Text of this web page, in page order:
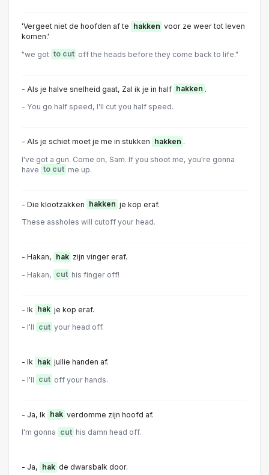
'Vergeet niet de hoofden af te hakken voor ze weer tot leven
komen.'
"we got to cut off the heads before they come back to life."
- Als je halve snelheid gaat, Zal ik je in half hakken .
- You go half speed, I'll cut you half speed.
- Als je schiet moet je me in stukken hakken .
I've got a gun. Come on, Sam. If you shoot me, you're gonna
have to cut me up.
- Die klootzakken hakken je kop eraf.
These assholes will cutoff your head.
- Hakan, hak zijn vinger eraf.
- Hakan, cut his finger off!
- Ik hak je kop eraf.
- I'll cut your head off.
- Ik hak jullie handen af.
- I'll cut off your hands.
- Ja, Ik hak verdomme zijn hoofd af.
l'm gonna cut his damn head off.
- Ja, hak de dwarsbalk door.